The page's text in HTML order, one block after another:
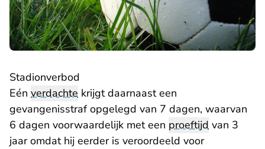
Stadionverbod
Eén verdachte krijgt daarnaast een
gevangenisstraf opgelegd van 7 dagen, waarvan
6 dagen voorwaardelijk met een proeftijd van 3
jaar omdat hij eerder is veroordeeld voor